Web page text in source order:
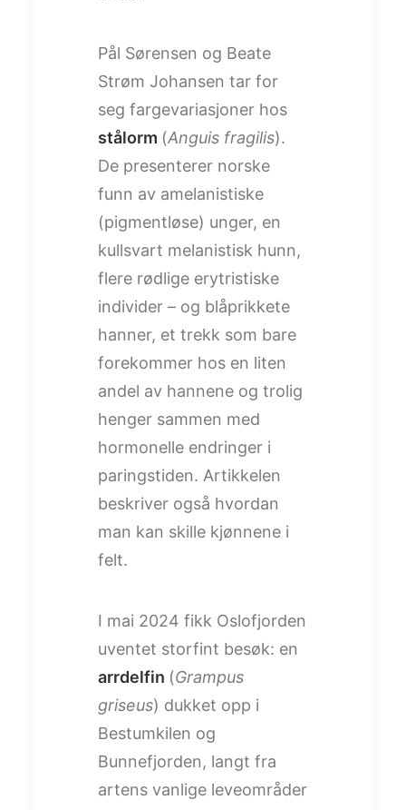
Pål Sørensen og Beate
Strøm Johansen tar for
seg fargevariasjoner hos
stålorm (Anguis fragilis).
De presenterer norske
funn av amelanistiske
(pigmentløse) unger, en
kullsvart melanistisk hunn,
flere rødlige erytristiske
individer – og blåprikkete
hanner, et trekk som bare
forekommer hos en liten
andel av hannene og trolig
henger sammen med
hormonelle endringer i
paringstiden. Artikkelen
beskriver også hvordan
man kan skille kjønnene i
felt.
I mai 2024 fikk Oslofjorden
uventet storfint besøk: en
arrdelfin (Grampus
griseus) dukket opp i
Bestumkilen og
Bunnefjorden, langt fra
artens vanlige leveområder